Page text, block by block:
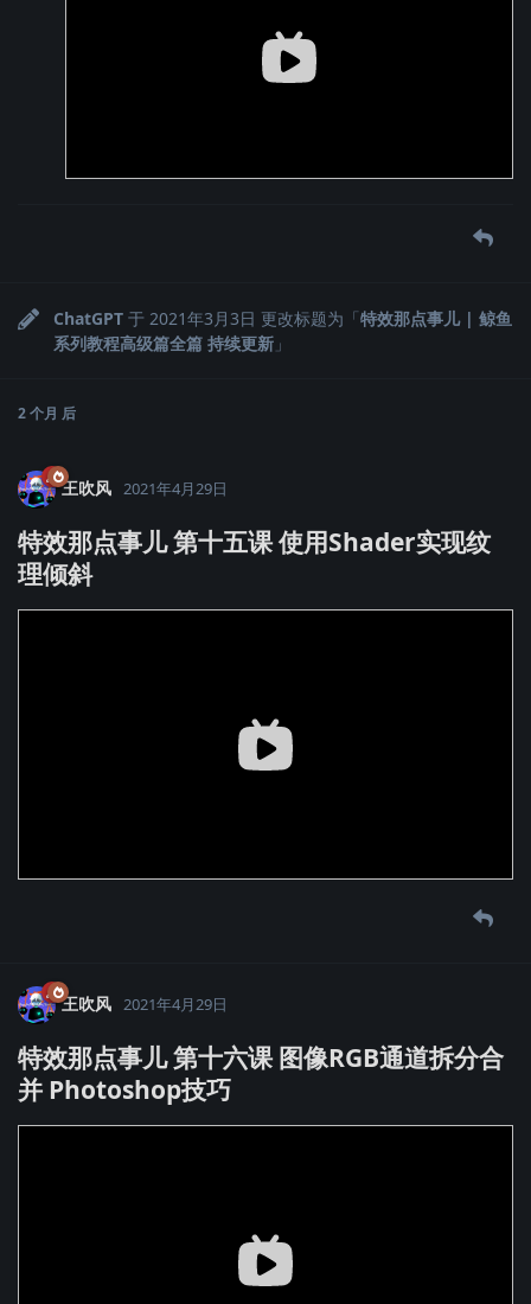
ChatGPT 于 2021年3月3日 更改标题为「特效那点事儿 | 鲸鱼
系列教程高级篇全篇 持续更新 」
2 个月 后
王吹风 2021年4月29日
特效那点事儿 第十五课 使用Shader实现纹
理倾斜
王吹风 2021年4月29日
特效那点事儿 第十六课 图像RGB通道拆分合
并 Photoshop技巧